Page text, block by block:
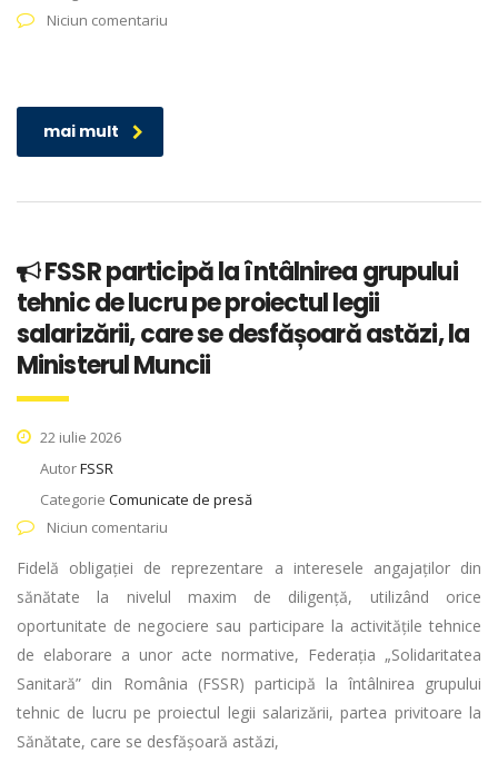
Niciun comentariu
mai mult
FSSR participă la întâlnirea grupului
tehnic de lucru pe proiectul legii
salarizării, care se desfășoară astăzi, la
Ministerul Muncii
22 iulie 2026
AutorFSSR
Categorie Comunicate de presă
Niciun comentariu
Fidelă obligației de reprezentare a interesele angajaților din
sănătate la nivelul maxim de diligență, utilizând orice
oportunitate de negociere sau participare la activitățile tehnice
de elaborare a unor acte normative, Federația „Solidaritatea
Sanitară” din România (FSSR) participă la întâlnirea grupului
tehnic de lucru pe proiectul legii salarizării, partea privitoare la
Sănătate, care se desfășoară astăzi,